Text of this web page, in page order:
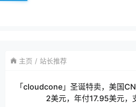
主页 站长推荐
「cloudcone」圣诞特卖，美国
2美元，年付17.95美元，